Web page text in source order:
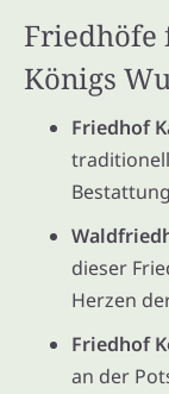
Friedhöfe
Königs
Friedhof
dieser
Herzen
Friedhof
an der